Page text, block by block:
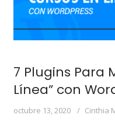
7 Plugins Para
Línea” con
octubre 13, 2020 Cinthia